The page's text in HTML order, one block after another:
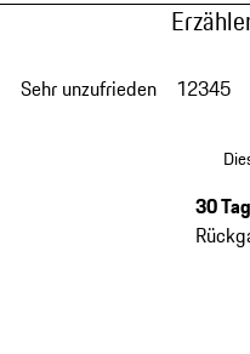
Sehr unzufrieden 12345
30